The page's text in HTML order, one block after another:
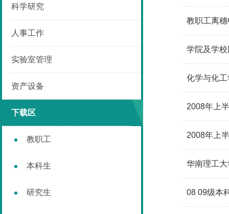
科学研究
人事工作
实验室管理
资产设备
下载区
教职工
本科生
研究生
教职工离
学院及学
化学与化
2008年上
2008年上
华南理工
08 09级本